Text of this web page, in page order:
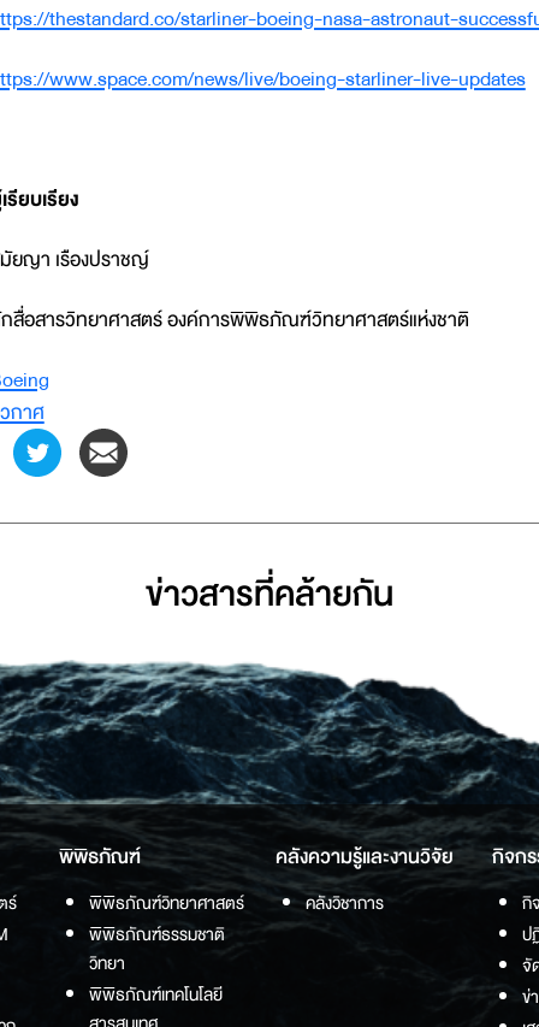
thestandard.co/starliner-boeing-nasa-astronaut-
www.space.com/news/live/boeing-starliner-live-updates
รียบเรียง
ยญา เรืองปราชญ์
สื่อสารวิทยาศาสตร์ องค์การพิพิธภัณฑ์วิทยาศาสตร์แห่งชาติ
กาศ
ข่าวสารที่่คล้ายกัน
ร์
พิพิธภัณฑ์
พิพิธภัณฑ์วิทยาศาสตร์
พิพิธภัณฑ์ธรรมชาติ
วิทยา
พิพิธภัณฑ์เทคโนโลยี
คลังความรู้และงานวิจัย
คลังวิชาการ
กิจก
กิ
ป
จั
ข่